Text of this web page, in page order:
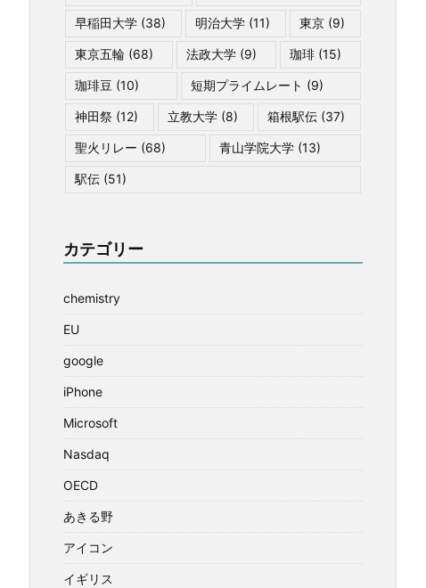
早稲田大学 (38) 明治大学 (11) 東京 (9)
東京五輪 (68) 法政大学 (9) 珈琲 (15)
珈琲豆 (10) 短期プライムレート (9)
神田祭 (12) 立教大学 (8) 箱根駅伝 (37)
聖火リレー (68) 青山学院大学 (13)
駅伝 (51)
カテゴリー
chemistry
EU
google
iPhone
Microsoft
Nasdaq
OECD
あきる野
アイコン
イギリス